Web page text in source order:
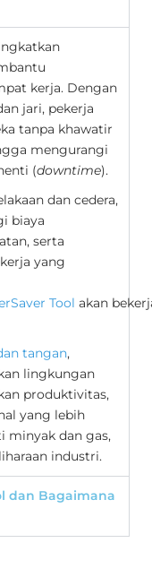
kerja. Dengan
jari, pekerja
tanpa khawatir
mengurangi
(downtime).
dan cedera,
biaya
serta
yang
Tool akan
tangan,
lingkungan
produktivitas,
yang lebih
minyak dan gas,
industri.
dan Bagaimana